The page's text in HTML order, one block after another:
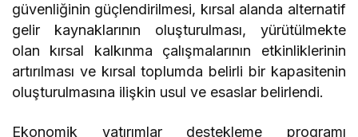
güvenliğinin güçlendirilmesi, kırsal alanda alternatif
gelir kaynaklarının oluşturulması, yürütülmekte
olan kırsal kalkınma çalışmalarının etkinliklerinin
artırılması ve kırsal toplumda belirli bir kapasitenin
oluşturulmasına ilişkin usul ve esaslar belirlendi.
Ekonomik yatırımlar destekleme programı